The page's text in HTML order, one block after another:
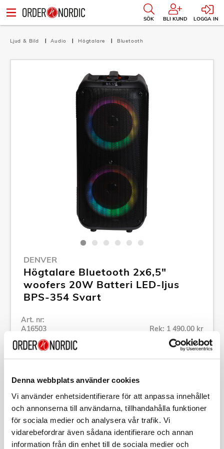
Denna webbplats använder cookies
Vi använder enhetsidentifierare för att anpassa innehållet
och annonserna till användarna, tillhandahålla funktioner
för sociala medier och analysera vår trafik. Vi
vidarebefordrar även sådana identifierare och annan
information från din enhet till de sociala medier och
SÖK BLI KUND LOGGA IN
Ljud & Bild Audio Högtalare Bluetooth
DENVER
Högtalare Bluetooth 2x6,5"
woofers 20W Batteri LED-ljus
BPS-354 Svart
Art. nr:
A16503
Tillv. art. nr:
BPS-354
Rek: 1 490,00 kr
Se alla produkter inom Denver
Specifikation
Beskrivning